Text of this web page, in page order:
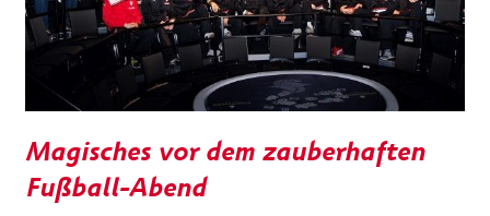
Magisches vor dem zauberhaften
Fußball-Abend